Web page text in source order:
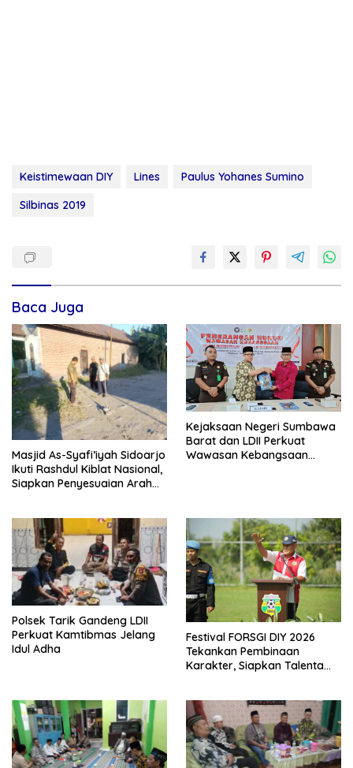
Keistimewaan DIY Lines
Paulus Yohanes Sumino
Silbinas 2019
Baca Juga
Masjid As-Syafi’iyah Sidoarjo
Ikuti Rashdul Kiblat Nasional,
Siapkan Penyesuaian Arah
Kejaksaan Negeri Sumbawa
Barat dan LDII Perkuat
Wawasan Kebangsaan
Polsek Tarik Gandeng LDII
Perkuat Kamtibmas Jelang
Idul Adha
Festival FORSGI DIY 2026
Tekankan Pembinaan
Karakter, Siapkan Talenta